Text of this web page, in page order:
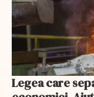
Legea care